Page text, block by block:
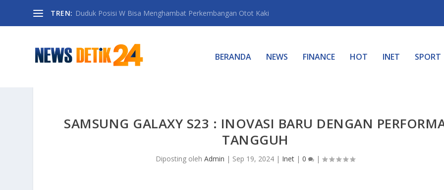
TREN: Duduk Posisi W Bisa Menghambat Perkembangan Otot Kaki
BERANDA NEWS FINANCE HOT INET SPORT
SAMSUNG GALAXY S23 : INOVASI BARU DENGAN
TANGGUH
Diposting oleh Admin | Sep 19, 2024| Inet| 0 |